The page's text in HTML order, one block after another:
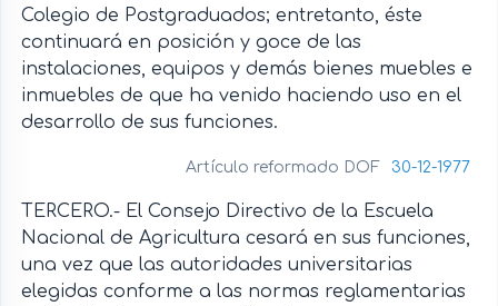
Colegio de Postgraduados; entretanto, éste
continuará en posición y goce de las
instalaciones, equipos y demás bienes muebles e
inmuebles de que ha venido haciendo uso en el
desarrollo de sus funciones.
Artículo reformado DOF 30-12-1977
TERCERO.- El Consejo Directivo de la Escuela
Nacional de Agricultura cesará en sus funciones,
una vez que las autoridades universitarias
elegidas conforme a las normas reglamentarias